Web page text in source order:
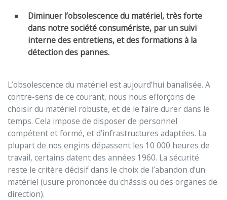
Diminuer l’obsolescence du matériel, très forte
dans notre société consumériste, par un suivi
interne des entretiens, et des formations à la
détection des pannes.
L’obsolescence du matériel est aujourd’hui banalisée. A
contre-sens de ce courant, nous nous efforçons de
choisir du matériel robuste, et de le faire durer dans le
temps. Cela impose de disposer de personnel
compétent et formé, et d’infrastructures adaptées. La
plupart de nos engins dépassent les 10 000 heures de
travail, certains datent des années 1960. La sécurité
reste le critère décisif dans le choix de l’abandon d’un
matériel (usure prononcée du châssis ou des organes de
direction).